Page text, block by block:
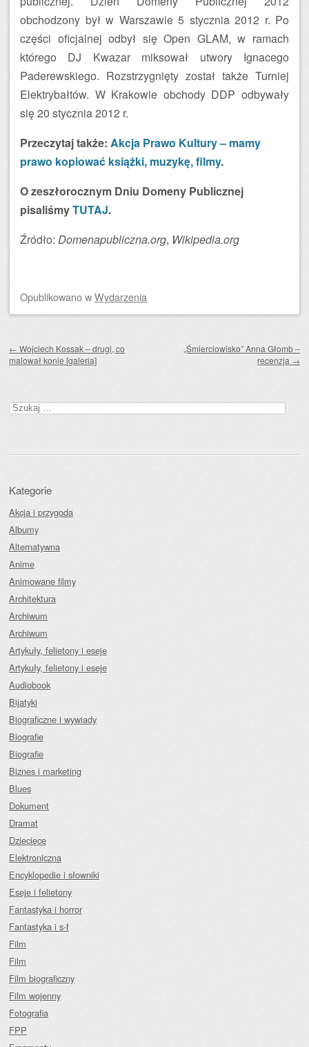
obchodzony był w Warszawie 5 stycznia 2012 r. Po
części oficjalnej odbył się Open GLAM, w ramach
którego DJ Kwazar miksował utwory Ignacego
Paderewskiego. Rozstrzygnięty został także Turniej
Elektrybałtów. W Krakowie obchody DDP odbywały
się 20 stycznia 2012 r.
Przeczytaj także: Akcja Prawo Kultury – mamy
prawo kopiować książki, muzykę, filmy.
O zeszłorocznym Dniu Domeny Publicznej
pisaliśmyTUTAJ.
Źródło: Domenapubliczna.org, Wikipedia.org
OpublikowanowWydarzenia
← Wojciech Kossak – drugi, co
malował konie [galeria]
„Śmierciowisko” Anna Głomb –
recenzja →
Szukaj:
Kategorie
Akcja i przygoda
Albumy
Alternatywna
Anime
Animowane filmy
Architektura
Archiwum
Archiwum
Artykuły, felietony i eseje
Artykuły, felietony i eseje
Audiobook
Bijatyki
Biograficzne i wywiady
Biografie
Biografie
Biznes i marketing
Blues
Dokument
Dramat
Dziecięce
Elektroniczna
Encyklopedie i słowniki
Eseje i felietony
Fantastyka i horror
Fantastyka i s-f
Film
Film
Film biograficzny
Film wojenny
Fotografia
FPP